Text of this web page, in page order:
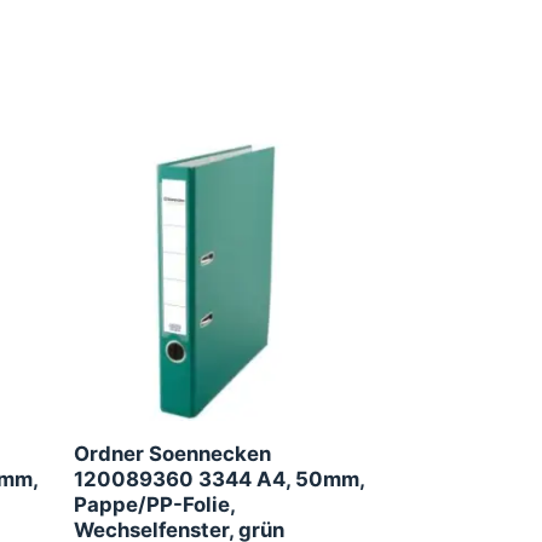
Ordner Soennecken
120089360 3344 A4, 50mm,
Pappe/PP-Folie,
Wechselfenster, grün